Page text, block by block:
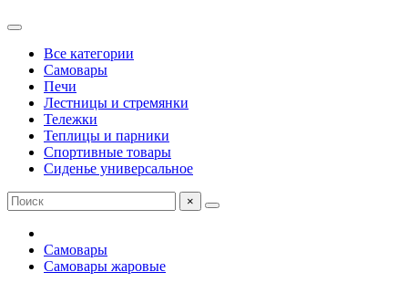
Все категории
Самовары
Печи
Лестницы и стремянки
Тележки
Теплицы и парники
Спортивные товары
Сиденье универсальное
×
Самовары
Самовары жаровые